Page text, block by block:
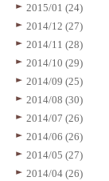
2015/01 (24)
2014/12 (27)
2014/11 (28)
2014/10 (29)
2014/09 (25)
2014/08 (30)
2014/07 (26)
2014/06 (26)
2014/05 (27)
2014/04 (26)